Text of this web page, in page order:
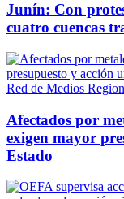
Junín: Con
cuatro cuencas
Red de Medios
Afectados por
exigen mayor
Estado